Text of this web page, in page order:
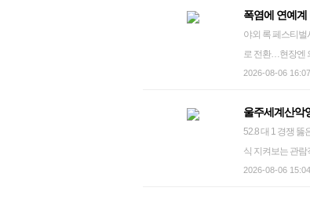
작에 필수적이었
마을이어서 그런
았다"고 돌아봤
한 뒤 어르신들
고, 하늘이 80%
영화 '지난 여름' 속 장면 영화에는 허구의 서사를 수행하는 배우도 있다. 민
우 아버지 역의
친구인 김민혁과
하고 영화사에 길
이미지: 권력, 선전, 그리
원(ARTE)이 후원
로벌·아시아·한
이 제작비를 확보하고
어느 해보다 가장
말했다.
수 있어서 설레요
즈는 6일 서울 영
에서 "이번 앨범
활동을 지켜봐 달
는 새로운 스트레이
그룹 스트레이 키
념 기자간담회에서 포즈
는 것은 지난해 11월 발표한 '
폭염에 연예
야외 록 페스티
로 전환…현장엔 의료진·냉방차 등 배치 '폭
공원에서 열린
송가 등 연예계에
자 발생에 대비해
하는 등 대책 마
시간마다 냉방 차량에
2026-08-06
울주세계산악
52.8 대 1 경쟁 뚫은 국제경
식 지켜보는 관람객들 지난해 9월 26일 오후 울산 울주군 영남알프스 복합웰컴센
울산울주세계산
2026-08-06